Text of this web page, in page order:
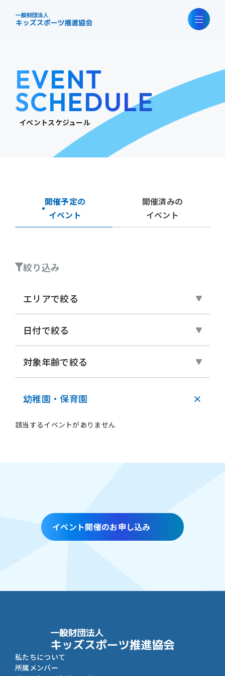
EVENT
SCHEDULE
イベントスケジュール
開催予定の
イベント
開催済みの
イベント
絞り込み
エリアで絞る
日付で絞る
対象年齢で絞る
幼稚園・保育園 ×
該当するイベントがありません
イベント開催のお申し込み
私たちについて
所属メンバー